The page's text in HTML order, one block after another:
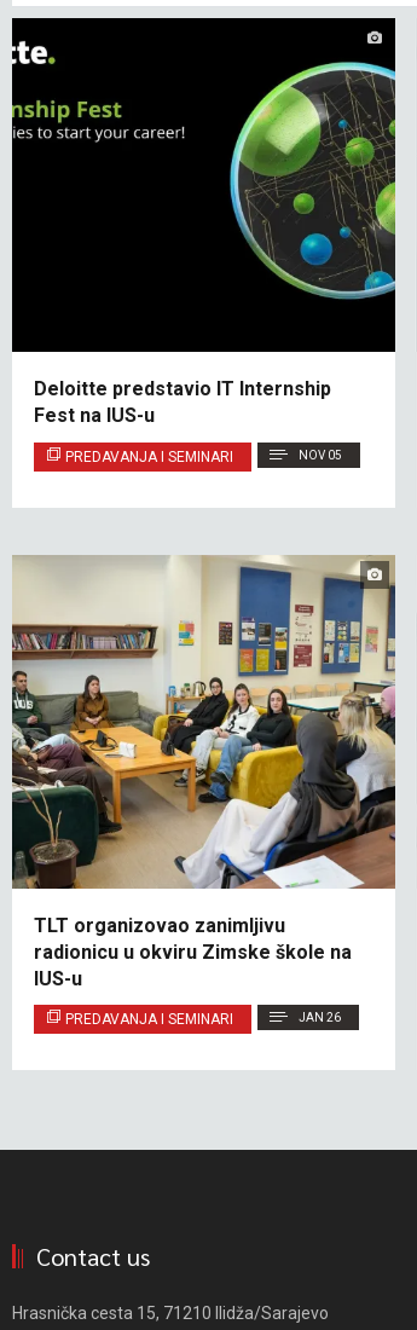
Deloitte predstavio IT Internship
Fest na IUS-u
PREDAVANJA I SEMINARI NOV 05
TLT organizovao zanimljivu
radionicu u okviru Zimske škole na
IUS-u
PREDAVANJA I SEMINARI JAN 26
Contact us
Hrasnička cesta 15, 71210 Ilidža/Sarajevo